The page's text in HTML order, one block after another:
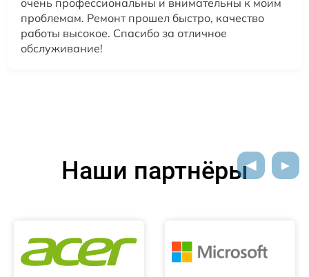
очень профессиональны и внимательны к моим
проблемам. Ремонт прошел быстро, качество
работы высокое. Спасибо за отличное
обслуживание!
Наши партнёры